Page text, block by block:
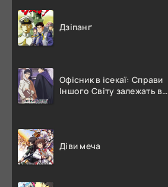
Дзіпанґ
Офісник в ісекаї: Справи
Іншого Світу залежать від
Діви меча